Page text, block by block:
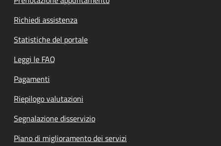
Richiedi assistenza
Statistiche del portale
Leggi le FAQ
Pagamenti
Riepilogo valutazioni
Segnalazione disservizio
Piano di miglioramento dei servizi